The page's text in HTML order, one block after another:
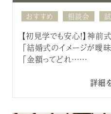
おすすめ 相談会
【初見学でも安心！】
「結婚式のイメージが曖
「金額ってどれ……
詳細